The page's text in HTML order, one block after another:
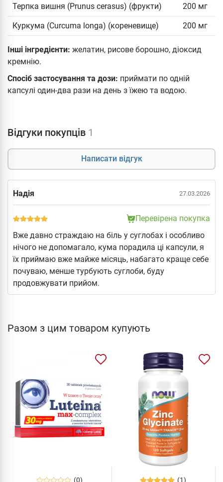
Терпка вишня (Prunus cerasus) (фрукти) 200 мг
Куркума (Curcuma longa) (кореневище) 200 мг
Інші інгредієнти: желатин, рисове борошно, діоксид
кремнію.
Спосіб застосування та дози: приймати по одній
капсулі один-два рази на день з їжею та водою.
Відгуки покупців 1
Написати відгук
Надія 27.03.2026
Перевірена покупка
Вже давно страждаю на біль у суглобах і особливо
нічого не допомагало, кума порадила ці капсули, я
їх приймаю вже майже місяць, набагато краще себе
почуваю, менше турбують суглоби, буду
продовжувати прийом.
Разом з цим товаром купують
(0) (1)